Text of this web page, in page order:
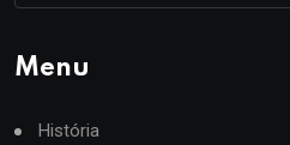
Menu
História